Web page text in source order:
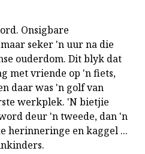
Onsigbare
seker 'n uur na die
ouderdom. Dit blyk dat
met vriende op 'n fiets,
daar was 'n golf van
werkplek. 'N bietjie
deur 'n tweede, dan 'n
herinneringe en kaggel ...